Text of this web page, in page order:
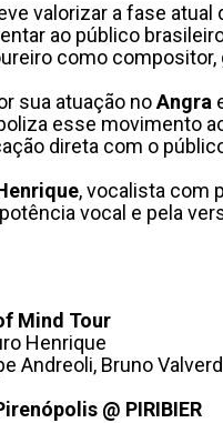
valorizar a fase
ao público
como
sua atuação noAngra
esse movimento
direta com o
, vocalista com
vocal e pela
Mind Tour
Henrique
Andreoli, Bruno
@ PIRIBIER